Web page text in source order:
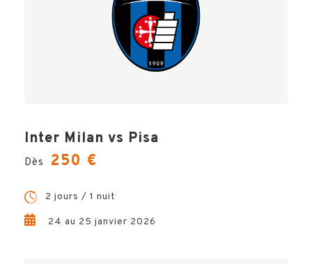
Inter Milan vs Pisa
Dès 250 €
2 jours / 1 nuit
24 au 25 janvier 2026